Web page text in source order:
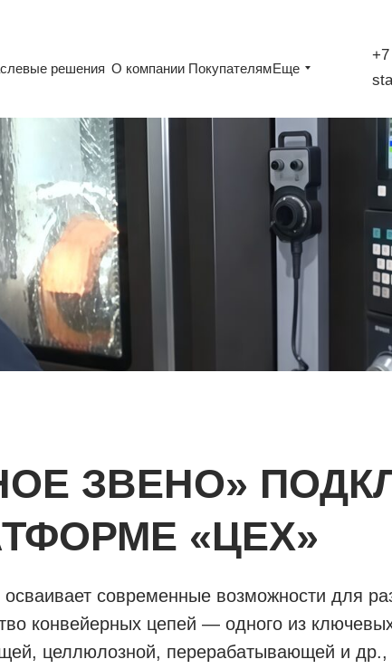
решения О компании ПокупателямЕще
+7
решения О компании ПокупателямЕще
ЗВЕНО»
«ЦЕХ»
осваивает современные возможности для
конвейерных цепей — одного из
целлюлозной, перерабатывающей и др.,